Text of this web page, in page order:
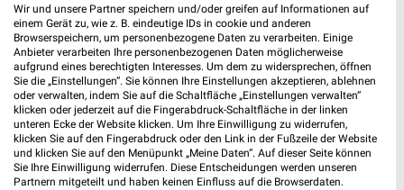
MediaMarkt Saturn Bad Kreuznach
Wöllsteiner Str. 10
55543 Bad Kreuznach
Heute 10:00 - 19:00 Uhr | Geöffnet
486,57 km • Angebote: 1 Prospekt
MediaMarkt Saturn Bornheim-Roisdorf
Bonner Straße 94
Wir und unsere Partner speichern und/oder greifen auf Informationen auf
einem Gerät zu, wie z. B. eindeutige IDs in cookie und anderen
Browserspeichern, um personenbezogene Daten zu verarbeiten. Einige
Anbieter verarbeiten Ihre personenbezogenen Daten möglicherweise
aufgrund eines berechtigten Interesses. Um dem zu widersprechen, öffnen
Sie die „Einstellungen“. Sie können Ihre Einstellungen akzeptieren, ablehnen
oder verwalten, indem Sie auf die Schaltfläche „Einstellungen verwalten“
klicken oder jederzeit auf die Fingerabdruck-Schaltfläche in der linken
unteren Ecke der Website klicken. Um Ihre Einwilligung zu widerrufen,
klicken Sie auf den Fingerabdruck oder den Link in der Fußzeile der Website
und klicken Sie auf den Menüpunkt „Meine Daten“. Auf dieser Seite können
Sie Ihre Einwilligung widerrufen. Diese Entscheidungen werden unseren
Partnern mitgeteilt und haben keinen Einfluss auf die Browserdaten.